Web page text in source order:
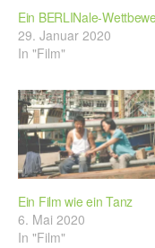
Ein BERLINale-
29. Januar 2020
In "Film"
Ein Film wie ein Tanz
6. Mai 2020
In "Film"